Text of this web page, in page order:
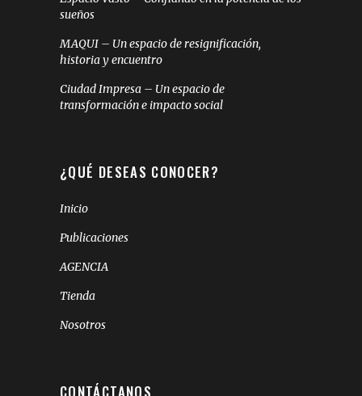
sueños
MAQUI – Un espacio de resignificación,
historia y encuentro
Ciudad Impresa – Un espacio de
transformación e impacto social
¿QUÉ DESEAS CONOCER?
Inicio
Publicaciones
AGENCIA
Tienda
Nosotros
CONTÁCTANOS